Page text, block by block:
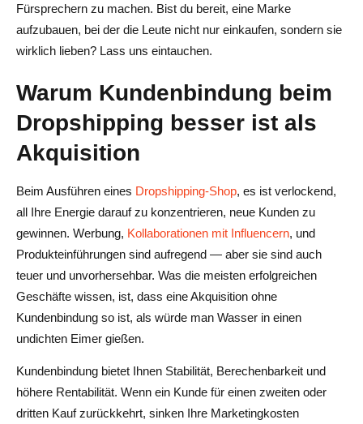
Gemeinschaftlicher Ansatz
Intelligentere Treue-Ausgaben
KI-Personalisierung
Fazit
Häufig gestellte Fragen zur Verwandlung von
Einmalkäufern in Superfans
Was ist eine gute Wiederholungskaufrate für
Funktionieren Treueprogramme im Jahr 2025 noch?
Wie kann ich Kunden mit langen Versandzeiten an mich
binden?
Was ist besser — Kundenbindung oder Akquisition?
Woher weiß ich, ob meine Dropshipping-
Kundenbindungsstrategie funktioniert?
Fürsprechern zu machen. Bist du bereit, eine Marke
aufzubauen, bei der die Leute nicht nur einkaufen, sondern sie
wirklich lieben? Lass uns eintauchen.
Warum Kundenbindung beim
Dropshipping besser ist als
Akquisition
Beim Ausführen eines Dropshipping-Shop, es ist verlockend,
all Ihre Energie darauf zu konzentrieren, neue Kunden zu
gewinnen. Werbung, Kollaborationen mit Influencern, und
Produkteinführungen sind aufregend — aber sie sind auch
teuer und unvorhersehbar. Was die meisten erfolgreichen
Geschäfte wissen, ist, dass eine Akquisition ohne
Kundenbindung so ist, als würde man Wasser in einen
undichten Eimer gießen.
Kundenbindung bietet Ihnen Stabilität, Berechenbarkeit und
höhere Rentabilität. Wenn ein Kunde für einen zweiten oder
dritten Kauf zurückkehrt, sinken Ihre Marketingkosten